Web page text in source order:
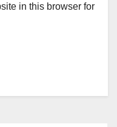
in this browser for